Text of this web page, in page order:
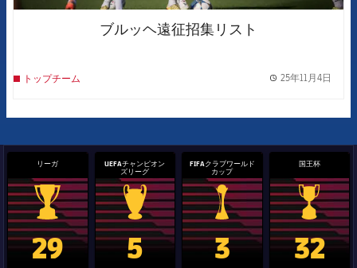
ブルッヘ遠征招集リスト
トップチーム 25年11月4日
リーガ
La Liga trophy
29
UEFAチャンピオン
ズリーグ
Champions League trophy
5
FIFAクラブワールド
カップ
label.aria.clubworldcup
3
国王杯
国王杯
32